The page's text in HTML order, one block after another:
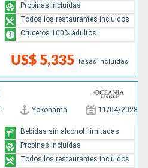
US$ 5,335 Tasas incluidas
Propinas incluidas
Todos los restaurantes incluidos
Cruceros 100% adultos
Yokohama 11/04/2028
Bebidas sin alcohol ilimitadas
Propinas incluidas
Todos los restaurantes incluidos